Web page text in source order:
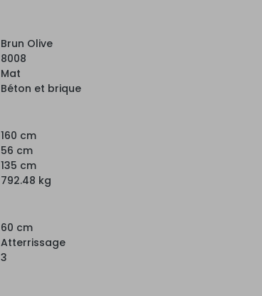
Brun Olive
8008
Mat
Béton et brique
160 cm
56 cm
135 cm
792.48 kg
60 cm
Atterrissage
3